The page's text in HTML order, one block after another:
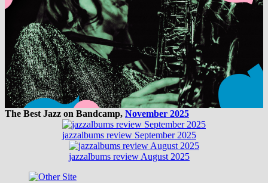
The Best Jazz on Bandcamp, November 2025
jazzalbums review September 2025
jazzalbums review August 2025